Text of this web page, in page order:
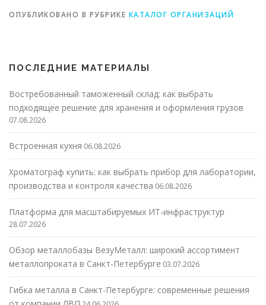
ОПУБЛИКОВАНО В РУБРИКЕ КАТАЛОГ ОРГАНИЗАЦИЙ
ПОСЛЕДНИЕ МАТЕРИАЛЫ
Востребованный таможенный склад: как выбрать
подходящее решение для хранения и оформления грузов
07.08.2026
Встроенная кухня 06.08.2026
Хроматограф купить: как выбрать прибор для лаборатории,
производства и контроля качества 06.08.2026
Платформа для масштабируемых ИТ-инфраструктур
28.07.2026
Обзор металлобазы ВезуМеталл: широкий ассортимент
металлопроката в Санкт-Петербурге 03.07.2026
Гибка металла в Санкт-Петербурге: современные решения